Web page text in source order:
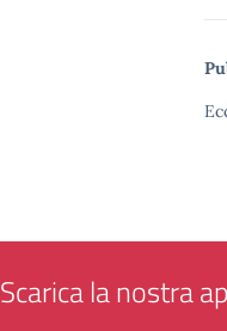
Scarica la nostra